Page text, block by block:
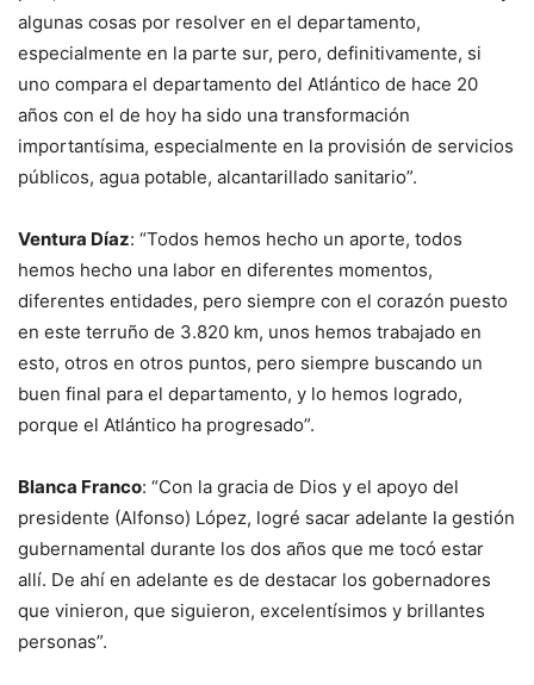
algunas cosas por resolver en el departamento,
especialmente en la parte sur, pero, definitivamente, si
uno compara el departamento del Atlántico de hace 20
años con el de hoy ha sido una transformación
importantísima, especialmente en la provisión de servicios
públicos, agua potable, alcantarillado sanitario”.
Ventura Díaz: “Todos hemos hecho un aporte, todos
hemos hecho una labor en diferentes momentos,
diferentes entidades, pero siempre con el corazón puesto
en este terruño de 3.820 km, unos hemos trabajado en
esto, otros en otros puntos, pero siempre buscando un
buen final para el departamento, y lo hemos logrado,
porque el Atlántico ha progresado”.
Blanca Franco: “Con la gracia de Dios y el apoyo del
presidente (Alfonso) López, logré sacar adelante la gestión
gubernamental durante los dos años que me tocó estar
allí. De ahí en adelante es de destacar los gobernadores
que vinieron, que siguieron, excelentísimos y brillantes
personas”.